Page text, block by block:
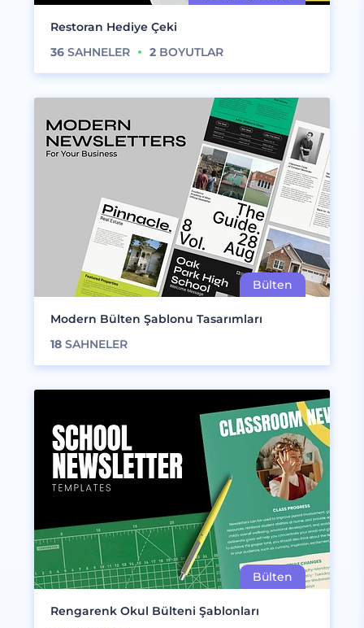
Restoran Hediye Çeki
36 SAHNELER 2 BOYUTLAR
Modern Bülten Şablonu Tasarımları
18 SAHNELER
Rengarenk Okul Bülteni Şablonları